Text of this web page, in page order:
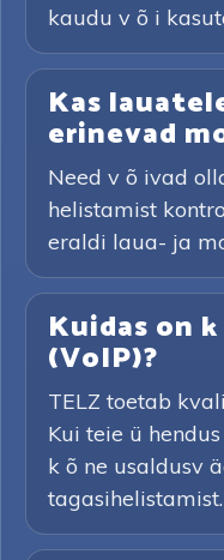
kaudu v õ i
Kas
erinevad
Need v õ ivad
helistamist
eraldi laua- ja
Kuidas on
(VoIP)?
TELZ toetab
Kui teie ü
k õ ne usaldusv
tagasihelistamist.